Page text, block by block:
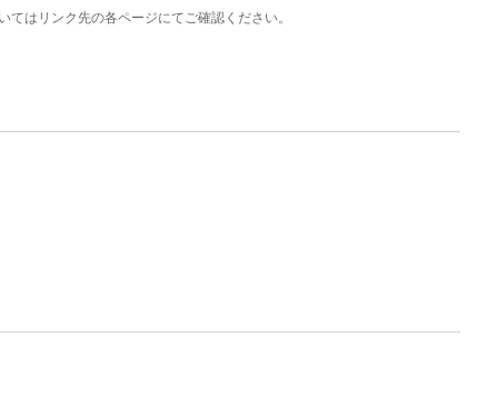
はリンク先の各ページにてご確認ください。